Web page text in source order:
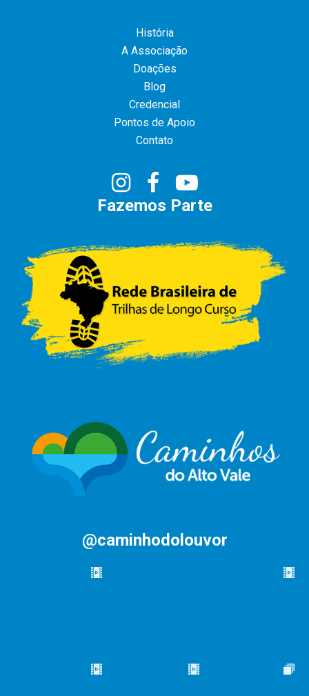
História
A Associação
Doações
Blog
Credencial
Pontos de Apoio
Contato
Fazemos Parte
@caminhodolouvor